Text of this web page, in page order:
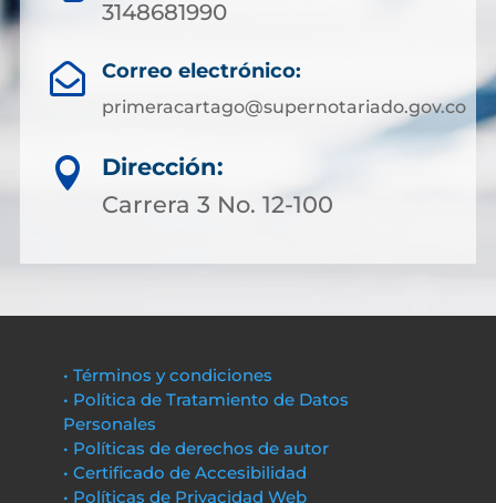
3148681990
 Correo electrónico:
primeracartago@supernotariado.gov.co

Dirección:
Carrera 3 No. 12-100
• Términos y condiciones
• Política de Tratamiento de Datos
Personales
• Políticas de derechos de autor
• Certificado de Accesibilidad
• Políticas de Privacidad Web